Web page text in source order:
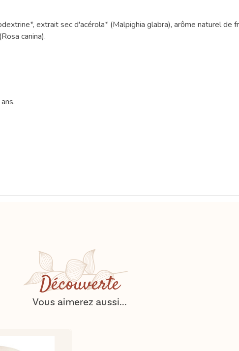
extrait sec d'acérola* (Malpighia glabra), arôme naturel de
canina).
Découverte
Vous aimerez aussi...